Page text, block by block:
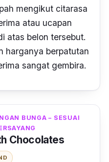
mengikut citarasa
atau ucapan
atas belon tersebut.
harganya berpatutan
sangat gembira.
BUNGA – SESUAI
Chocolates